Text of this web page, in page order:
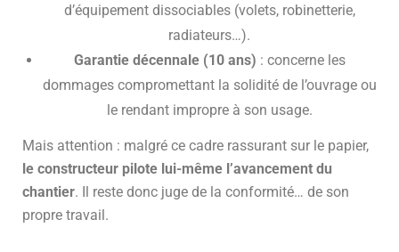
d’équipement dissociables (volets, robinetterie,
radiateurs…).
Garantie décennale (10 ans) : concerne les
dommages compromettant la solidité de l’ouvrage ou
le rendant impropre à son usage.
Mais attention : malgré ce cadre rassurant sur le papier,
le constructeur pilote lui-même l’avancement du
chantier. Il reste donc juge de la conformité… de son
propre travail.